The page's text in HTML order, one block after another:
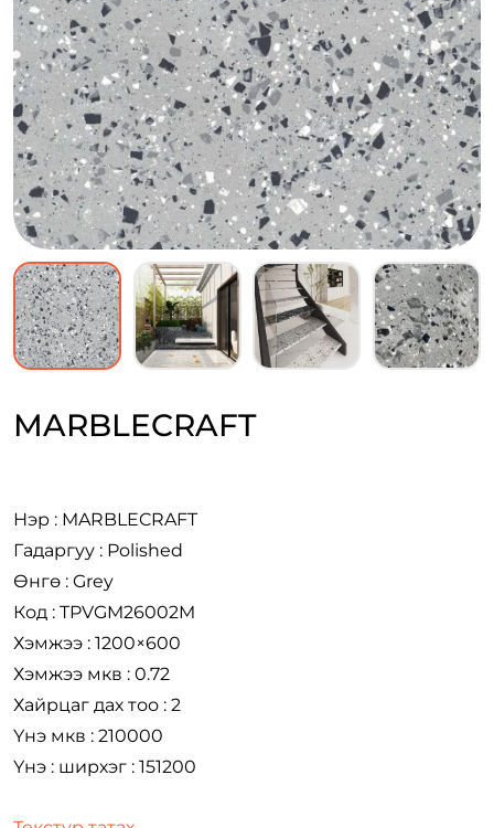
MARBLECRAFT
Нэр : MARBLECRAFT
Гадаргуу : Polished
Өнгө : Grey
Код : TPVGM26002M
Хэмжээ : 1200×600
Хэмжээ мкв : 0.72
Хайрцаг дах тоо : 2
Үнэ мкв : 210000
Үнэ : ширхэг : 151200